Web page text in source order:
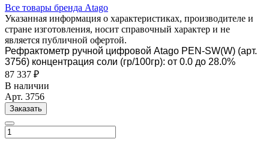
Все товары бренда Atago
Указанная информация о характеристиках, производителе и
стране изготовления, носит справочный характер и не
является публичной офертой.
Рефрактометр ручной цифровой Atago PEN-SW(W) (арт.
3756) концентрация соли (гр/100гр): от 0.0 до 28.0%
87 337 ₽
В наличии
Арт. 3756
Заказать